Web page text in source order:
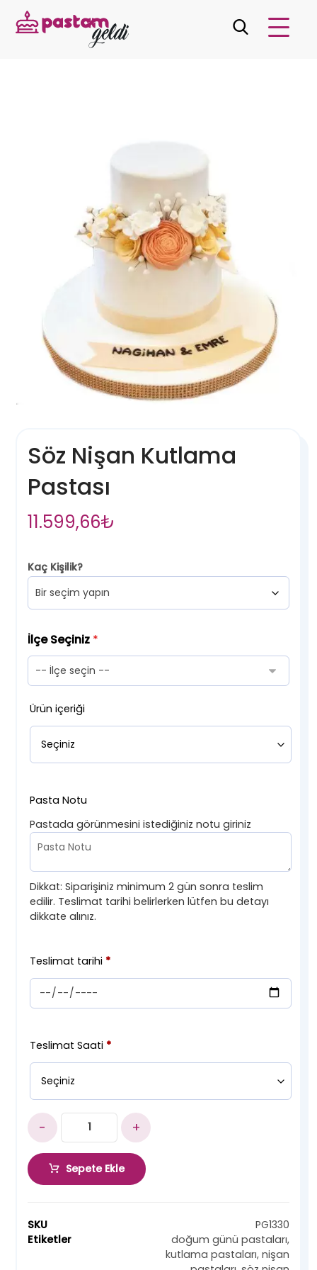
Söz Nişan Kutlama
Pastası
11.599,66₺
Kaç Kişilik?
İlçe Seçiniz *
Ürün içeriği
Pasta Notu
Pastada görünmesini istediğiniz notu giriniz
Dikkat: Siparişiniz minimum 2 gün sonra teslim
edilir. Teslimat tarihi belirlerken lütfen bu detayı
dikkate alınız.
Teslimat tarihi *
Teslimat Saati *
- +
Sepete Ekle
SKU
PG1330
Etiketler
doğum günü pastaları,
kutlama pastaları, nişan